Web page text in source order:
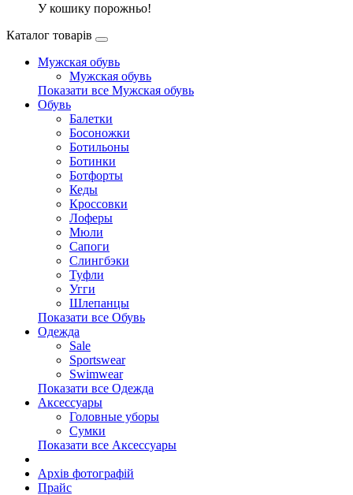
У кошику порожньо!
Каталог товарів
Мужская обувь
Мужская обувь
Показати все Мужская обувь
Обувь
Балетки
Босоножки
Ботильоны
Ботинки
Ботфорты
Кеды
Кроссовки
Лоферы
Мюли
Сапоги
Слингбэки
Туфли
Угги
Шлепанцы
Показати все Обувь
Одежда
Sale
Sportswear
Swimwear
Показати все Одежда
Аксессуары
Головные уборы
Сумки
Показати все Аксессуары
Архів фотографій
Прайс